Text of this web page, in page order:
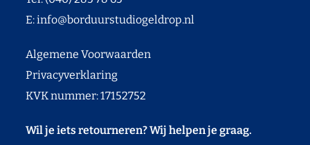
E:info@borduurstudiogeldrop.nl
Algemene Voorwaarden
Privacyverklaring
KVK nummer: 17152752
Wil je iets retourneren? Wij helpen je graag.